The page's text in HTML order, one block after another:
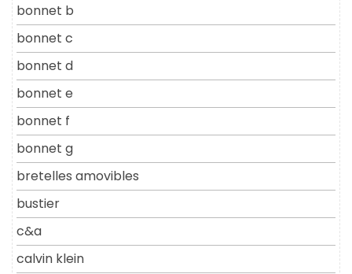
bonnet b
bonnet c
bonnet d
bonnet e
bonnet f
bonnet g
bretelles amovibles
bustier
c&a
calvin klein